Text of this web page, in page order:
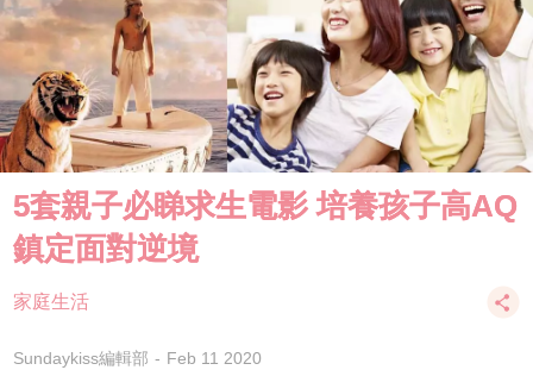
5套親子必睇求生電影 培養孩子高AQ
鎮定面對逆境
家庭生活
Sundaykiss編輯部 Feb 11 2020